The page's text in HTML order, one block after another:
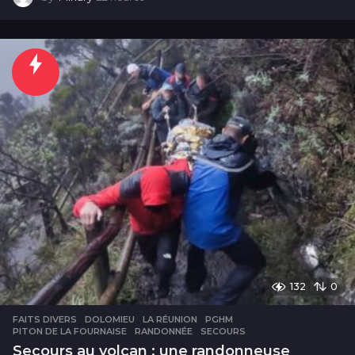
e
u
r
e
s
132 0
FAITS DIVERS DOLOMIEU ,LA RÉUNION ,PGHM
PITON DE LA FOURNAISE
,RANDONNÉE ,SECOURS
Secours au volcan : une randonneuse